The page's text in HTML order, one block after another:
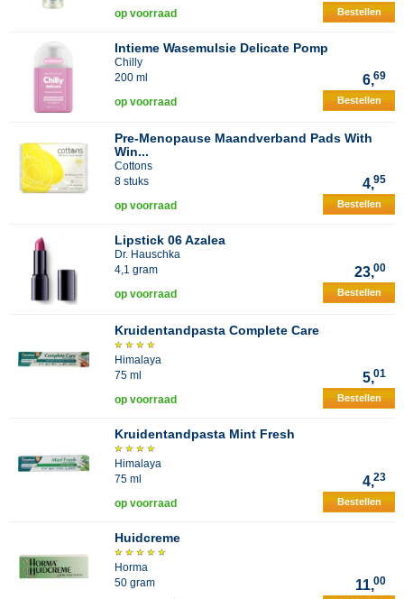
op voorraad Bestellen
Intieme Wasemulsie Delicate Pomp
Chilly
200 ml
6,69
op voorraad Bestellen
Pre-Menopause Maandverband Pads With
Win...
Cottons
8 stuks
4,95
op voorraad Bestellen
Lipstick 06 Azalea
Dr. Hauschka
4,1 gram
23,00
op voorraad Bestellen
Kruidentandpasta Complete Care
Himalaya
75 ml
5,01
op voorraad Bestellen
Kruidentandpasta Mint Fresh
Himalaya
75 ml
4,23
op voorraad Bestellen
Huidcreme
Horma
50 gram
11,00